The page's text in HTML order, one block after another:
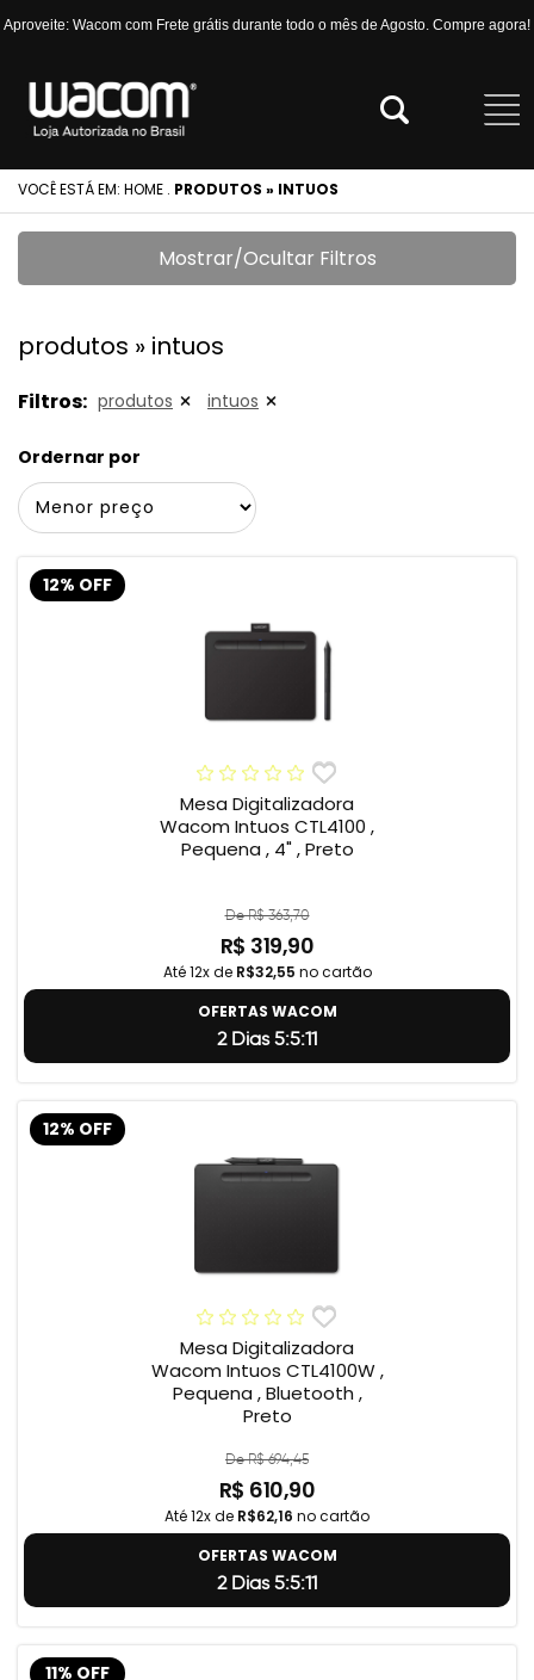
Aproveite: Wacom com Frete grátis durante todo o mês de Agosto. Compre agora!
VOCÊ ESTÁ EM: HOME . PRODUTOS » INTUOS
Mostrar/Ocultar Filtros
produtos » intuos
Filtros: produtos intuos
Ordernar por
12% OFF
Mesa Digitalizadora
Wacom Intuos CTL4100 ,
Pequena , 4" , Preto
De R$ 363,70
R$ 319,90
Até 12x de R$32,55 no cartão
OFERTAS WACOM
2 Dias 5:5:11
12% OFF
Mesa Digitalizadora
Wacom Intuos CTL4100W ,
Pequena , Bluetooth ,
Preto
De R$ 694,45
R$ 610,90
Até 12x de R$62,16 no cartão
OFERTAS WACOM
2 Dias 5:5:11
11% OFF